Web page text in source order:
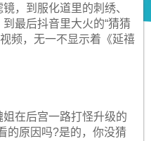
，到服化道里的刺绣、
最后抖音里大火的“猜猜
频，无一不显示着《延禧
姐在后宫一路打怪升级的
的原因吗?是的，你没猜